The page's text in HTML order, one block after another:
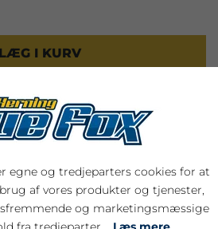
LÆG I KURV
egne og tredjeparters cookies for at
af vores produkter og tjenester,
og marketingsmæssige
fra tredjeparter.
Læs mere